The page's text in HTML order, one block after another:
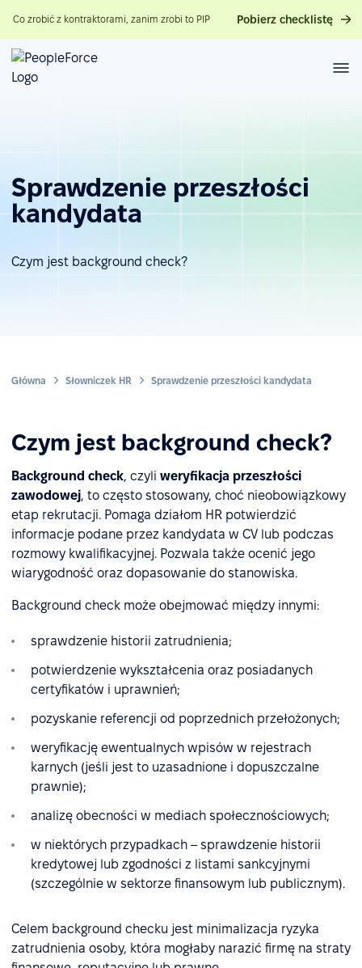
Co zrobić z kontraktorami, zanim zrobi to PIP Pobierz checklistę
Sprawdzenie przeszłości
kandydata
Czym jest background check?
Główna Słowniczek HR Sprawdzenie przeszłości kandydata
Czym jest background check?
Background check, czyli weryfikacja przeszłości
zawodowej, to często stosowany, choć nieobowiązkowy
etap rekrutacji. Pomaga działom HR potwierdzić
informacje podane przez kandydata w CV lub podczas
rozmowy kwalifikacyjnej. Pozwala także ocenić jego
wiarygodność oraz dopasowanie do stanowiska.
Background check może obejmować między innymi:
sprawdzenie historii zatrudnienia;
potwierdzenie wykształcenia oraz posiadanych
certyfikatów i uprawnień;
pozyskanie referencji od poprzednich przełożonych;
weryfikację ewentualnych wpisów w rejestrach
karnych (jeśli jest to uzasadnione i dopuszczalne
prawnie);
analizę obecności w mediach społecznościowych;
w niektórych przypadkach – sprawdzenie historii
kredytowej lub zgodności z listami sankcyjnymi
(szczególnie w sektorze finansowym lub publicznym).
Celem background checku jest minimalizacja ryzyka
zatrudnienia osoby, która mogłaby narazić firmę na straty